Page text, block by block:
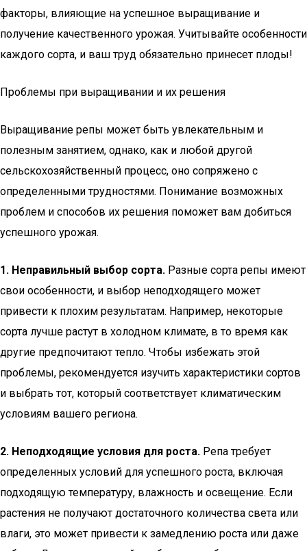
факторы, влияющие на успешное выращивание и
получение качественного урожая. Учитывайте особенности
каждого сорта, и ваш труд обязательно принесет плоды!
Проблемы при выращивании и их решения
Выращивание репы может быть увлекательным и
полезным занятием, однако, как и любой другой
сельскохозяйственный процесс, оно сопряжено с
определенными трудностями. Понимание возможных
проблем и способов их решения поможет вам добиться
успешного урожая.
1. Неправильный выбор сорта. Разные сорта репы имеют
свои особенности, и выбор неподходящего может
привести к плохим результатам. Например, некоторые
сорта лучше растут в холодном климате, в то время как
другие предпочитают тепло. Чтобы избежать этой
проблемы, рекомендуется изучить характеристики сортов
и выбрать тот, который соответствует климатическим
условиям вашего региона.
2. Неподходящие условия для роста. Репа требует
определенных условий для успешного роста, включая
подходящую температуру, влажность и освещение. Если
растения не получают достаточного количества света или
влаги, это может привести к замедлению роста или даже